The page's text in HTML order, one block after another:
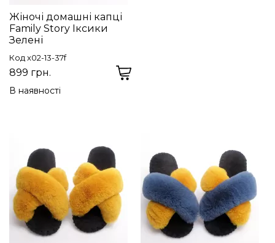
Жіночі домашні капці
Family Story Іксики
Зелені
Код x02-13-37f
899 грн.
В наявності